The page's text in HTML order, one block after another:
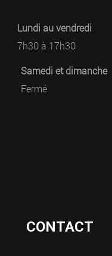
Lundi au vendredi
7h30 à 17h30
Samedi et dimanche
Fermé
CONTACT